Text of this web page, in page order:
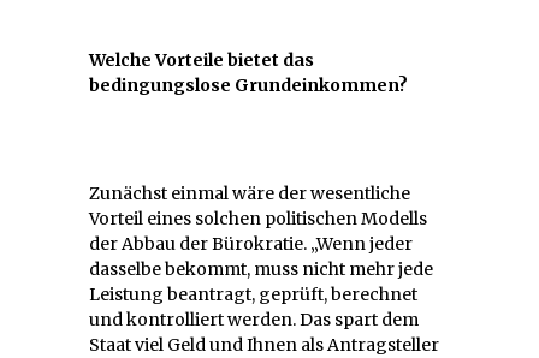
Welche Vorteile bietet das
bedingungslose Grundeinkommen?
Zunächst einmal wäre der wesentliche
Vorteil eines solchen politischen Modells
der Abbau der Bürokratie. „Wenn jeder
dasselbe bekommt, muss nicht mehr jede
Leistung beantragt, geprüft, berechnet
und kontrolliert werden. Das spart dem
Staat viel Geld und Ihnen als Antragsteller